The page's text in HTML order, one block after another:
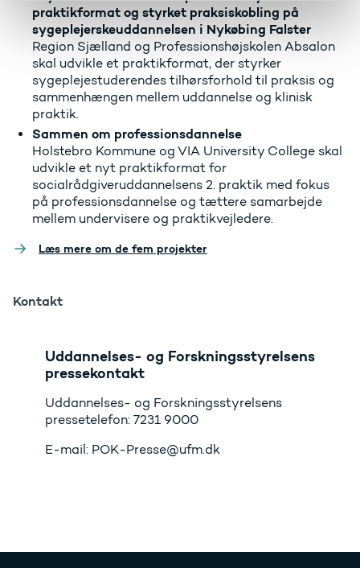
praktikformat og styrket praksiskobling på
sygeplejerskeuddannelsen i Nykøbing Falster
Region Sjælland og Professionshøjskolen Absalon
skal udvikle et praktikformat, der styrker
sygeplejestuderendes tilhørsforhold til praksis og
sammenhængen mellem uddannelse og klinisk
praktik.
Sammen om professionsdannelse
Holstebro Kommune og VIA University College skal
udvikle et nyt praktikformat for
socialrådgiveruddannelsens 2. praktik med fokus
på professionsdannelse og tættere samarbejde
mellem undervisere og praktikvejledere.
Læs mere om de fem projekter
Kontakt
Uddannelses- og Forskningsstyrelsens
pressekontakt
Uddannelses- og Forskningsstyrelsens
pressetelefon: 7231 9000
E-mail: POK-Presse@ufm.dk